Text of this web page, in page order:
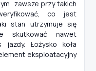
zawsze przy takich
co jest
stan utrzymuje się
skutkować nawet
jazdy. Łożysko koła
eksploatacyjny